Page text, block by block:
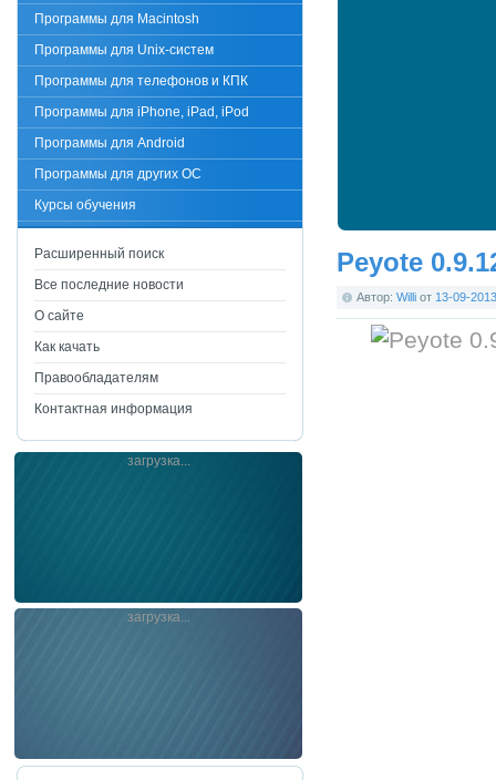
Peyote
Автор: Willi от 13-09-2013
Программы для Macintosh
Программы для Unix-систем
Программы для телефонов и КПК
Программы для iPhone, iPad, iPod
Программы для Android
Программы для других ОС
Курсы обучения
Расширенный поиск
Все последние новости
О сайте
Как качать
Правообладателям
Контактная информация
загрузка...
загрузка...